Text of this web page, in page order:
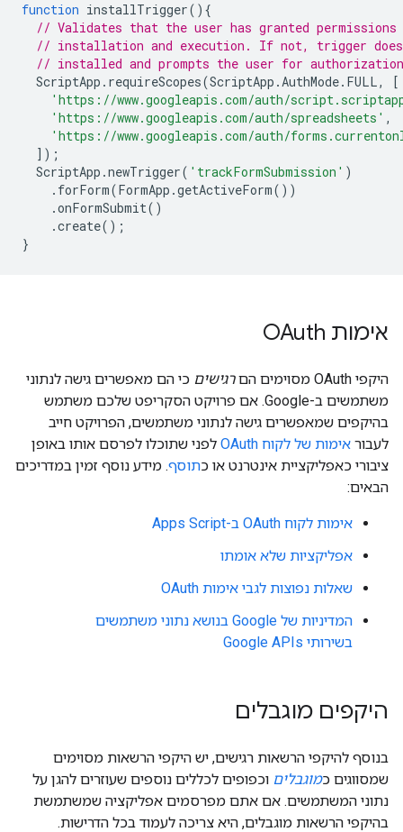
function installTrigger(){
// Validates that the user has granted
// installation and execution. If not, trigger
// installed and prompts the user for
ScriptApp . requireScopes(ScriptApp .AuthMode. FULL,
[
'https://www.googleapis.com/auth/
'https://www.googleapis.com/auth/spreadsheets' ,
'https://www.googleapis.com/auth/
]);
ScriptApp .newTrigger( 'trackFormSubmission' )
. forForm(FormApp .getActiveForm())
.onFormSubmit()
.create();
}
אימות OAuth
היקפי OAuth מסוימים הם רגישים כי הם מאפשרים גישה לנתוני
משתמשים ב-Google. אם פרויקט הסקריפט שלכם משתמש
בהיקפים שמאפשרים גישה לנתוני משתמשים, הפרויקט חייב
לעבור אימות של לקוח OAuth
לפני שתוכלו לפרסם אותו באופן
ציבורי כאפליקציית אינטרנט או כתוסף. מידע נוסף זמין במדריכים
הבאים:
אימות לקוח OAuth ב-Apps Script
אפליקציות שלא אומתו
שאלות נפוצות לגבי אימות OAuth
המדיניות של Google בנושא נתוני משתמשים
בשירותי Google APIs
היקפים מוגבלים
בנוסף להיקפי הרשאות רגישים, יש היקפי הרשאות מסוימים
שמסווגים כמוגבלים וכפופים לכללים נוספים שעוזרים להגן על
נתוני המשתמשים. אם אתם מפרסמים אפליקציה שמשתמשת
בהיקפי הרשאות מוגבלים, היא צריכה לעמוד בכל הדרישות.